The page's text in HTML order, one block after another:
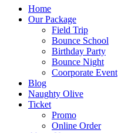
Home
Our Package
Field Trip
Bounce School
Birthday Party
Bounce Night
Coorporate Event
Blog
Naughty Olive
Ticket
Promo
Online Order